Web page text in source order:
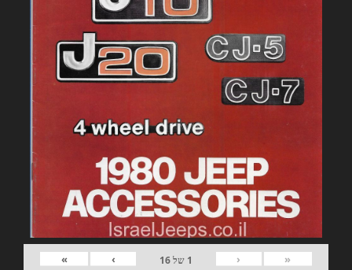
«
‹
1 של16
›
»